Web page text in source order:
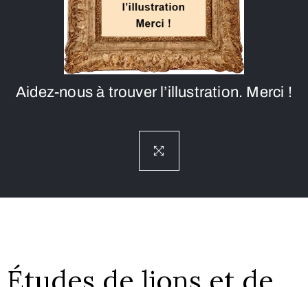
Aidez-nous à trouver l’illustration. Merci !